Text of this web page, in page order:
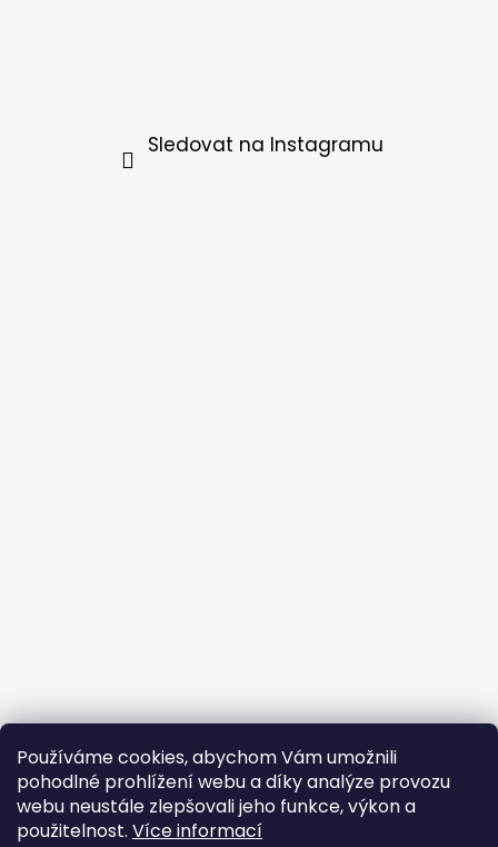
Používáme cookies, abychom Vám umožnili
pohodlné prohlížení webu a díky analýze provozu
webu neustále zlepšovali jeho funkce, výkon a
použitelnost. Více informací
Sledovat na Instagramu